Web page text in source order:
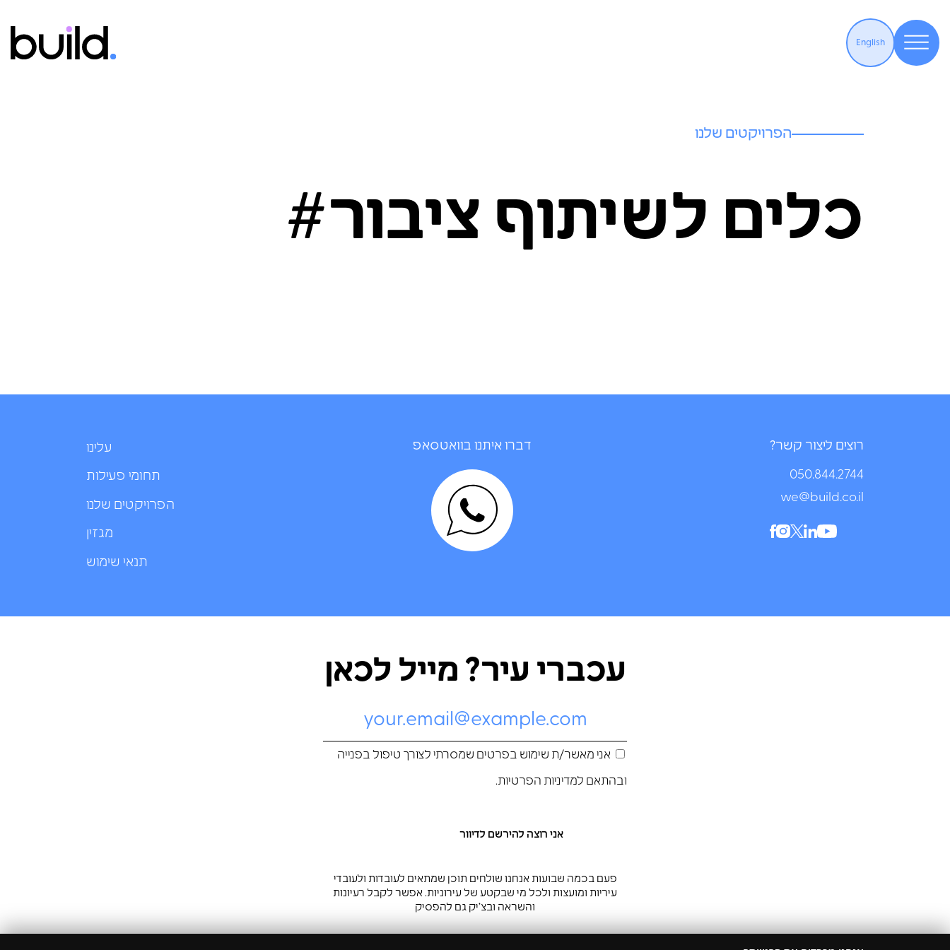
English
הפרויקטים שלנו
כלים לשיתוף ציבור#
עלינו
תחומי פעילות
הפרויקטים שלנו
מגזין
תנאי שימוש
דברו איתנו בוואטסאפ רוצים ליצור קשר?
050.844.2744⁩
we@build.co.il
עכברי עיר? מייל לכאן
אני מאשר/ת שימוש בפרטים שמסרתי לצורך טיפול בפנייה
ובהתאם למדיניות הפרטיות.
פעם בכמה שבועות אנחנו שולחים תוכן שמתאים לעובדות ולעובדי
עיריות ומועצות ולכל מי שבקטע של עירוניות. אפשר לקבל רעיונות
והשראה ובצ’יק גם להפסיק